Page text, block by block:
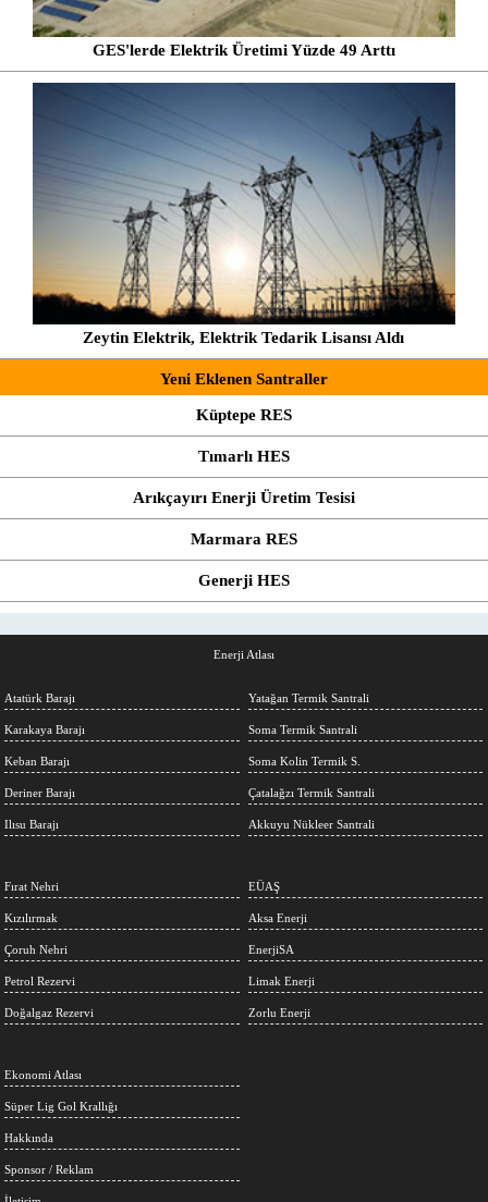
GES'lerde Elektrik Üretimi Yüzde 49 Arttı
Zeytin Elektrik, Elektrik Tedarik Lisansı Aldı
Yeni Eklenen Santraller
Küptepe RES
Tımarlı HES
Arıkçayırı Enerji Üretim Tesisi
Marmara RES
Generji HES
Enerji Atlası
Atatürk Barajı
Karakaya Barajı
Keban Barajı
Deriner Barajı
Ilısu Barajı
Yatağan Termik Santrali
Soma Termik Santrali
Soma Kolin Termik S.
Çatalağzı Termik Santrali
Akkuyu Nükleer Santrali
Fırat Nehri
Kızılırmak
Çoruh Nehri
Petrol Rezervi
Doğalgaz Rezervi
EÜAŞ
Aksa Enerji
EnerjiSA
Limak Enerji
Zorlu Enerji
Ekonomi Atlası
Süper Lig Gol Krallığı
Hakkında
Sponsor / Reklam